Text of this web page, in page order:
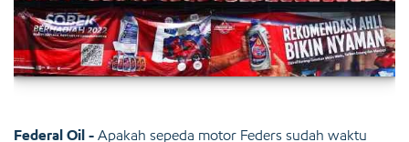
Federal Oil - Apakah sepeda motor Feders sudah waktu